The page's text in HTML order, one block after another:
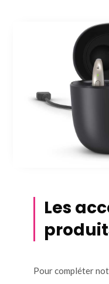
Les
Pour compléter